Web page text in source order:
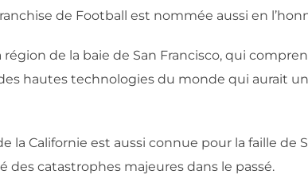
de Football est nommée aussi en
région de la baie de San Francisco, qui
hautes technologies du monde qui aurait
la Californie est aussi connue pour la faille de
des catastrophes majeures dans le passé.